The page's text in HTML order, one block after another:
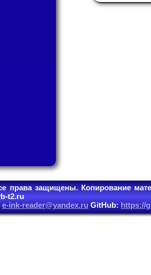
права защищены. Копирование
t2.ru
e-ink-reader@yandex.ruGitHub:https://